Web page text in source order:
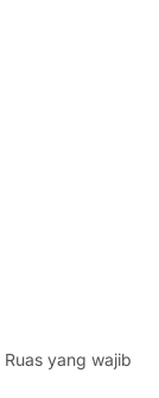
Ruas yang wajib